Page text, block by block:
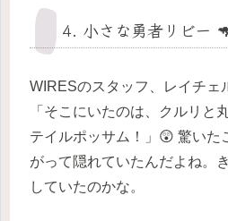
4. 小さな勇者リビー
WIRESのスタッフ、レイチェ
「そこにいたのは、クルリと
テイルポッサム！」😲 驚いた
がって隠れていたんだよね。
していたのかな。